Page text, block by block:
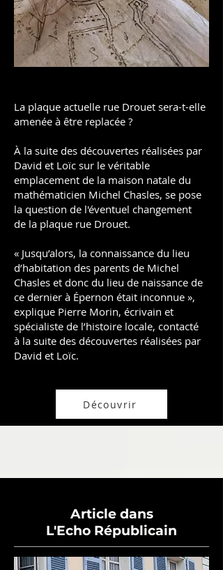
La plaque actuelle rue Drouet sera-t-elle
amenée à être replacée ?
À la suite des découvertes réalisées par
David et Loïc sur le véritable
emplacement de la maison natale du
mathématicien Michel Chasles, se pose
la question de l'éventuel changement
de la plaque rue Drouet.
« Jusqu’alors, la connaissance du lieu
d’habitation des parents de Michel
Chasles et donc du lieu de naissance de
ce dernier à Épernon était inconnue »,
explique Pierre Morin, écrivain et
spécialiste de l’histoire locale, contacté
à la suite des découvertes réalisées par
David et Loïc.
Découvrir
Article dans
L'Echo Républicain